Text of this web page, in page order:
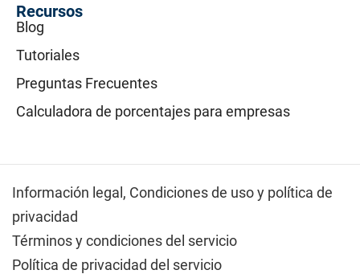
Recursos
Blog
Tutoriales
Preguntas Frecuentes
Calculadora de porcentajes para empresas
Información legal, Condiciones de uso y política de
privacidad
Términos y condiciones del servicio
Política de privacidad del servicio